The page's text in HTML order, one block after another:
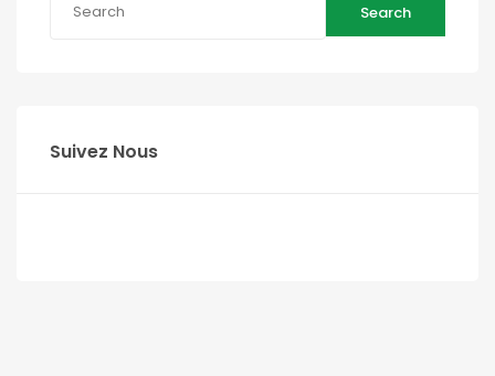
Search
Suivez Nous